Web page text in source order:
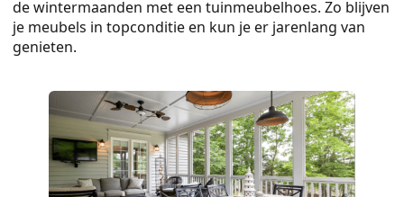
de wintermaanden met een tuinmeubelhoes. Zo blijven
je meubels in topconditie en kun je er jarenlang van
genieten.